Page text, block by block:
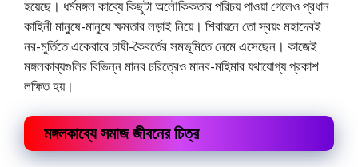
হয়েছে। ধর্মমঙ্গল কাব্যে কিছুটা অলৌকিকতার পরিচয় পাওয়া গেলেও প্রধান
কাহিনী মানুষে-মানুষে ক্ষমতার লড়াই নিয়ে। শিবায়নে তাে স্বয়ং মহাদেবই
নর-মুর্তিতে একেবারে চাষী-কৈবর্তের সমভূমিতে নেমে এসেছেন। কাজেই
মঙ্গলকাব্যগুলির বিভিন্ন মানব চরিত্রেও মানব-মহিমার যথাযােগ্য প্রকাশ
লক্ষিত হয়।
মঙ্গলকাব্যে সমাজ জীবনের চিত্র